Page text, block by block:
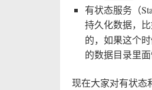
有状态服务（
持久化数据，
的，如果这个
的数据目录里
现在大家对有状态